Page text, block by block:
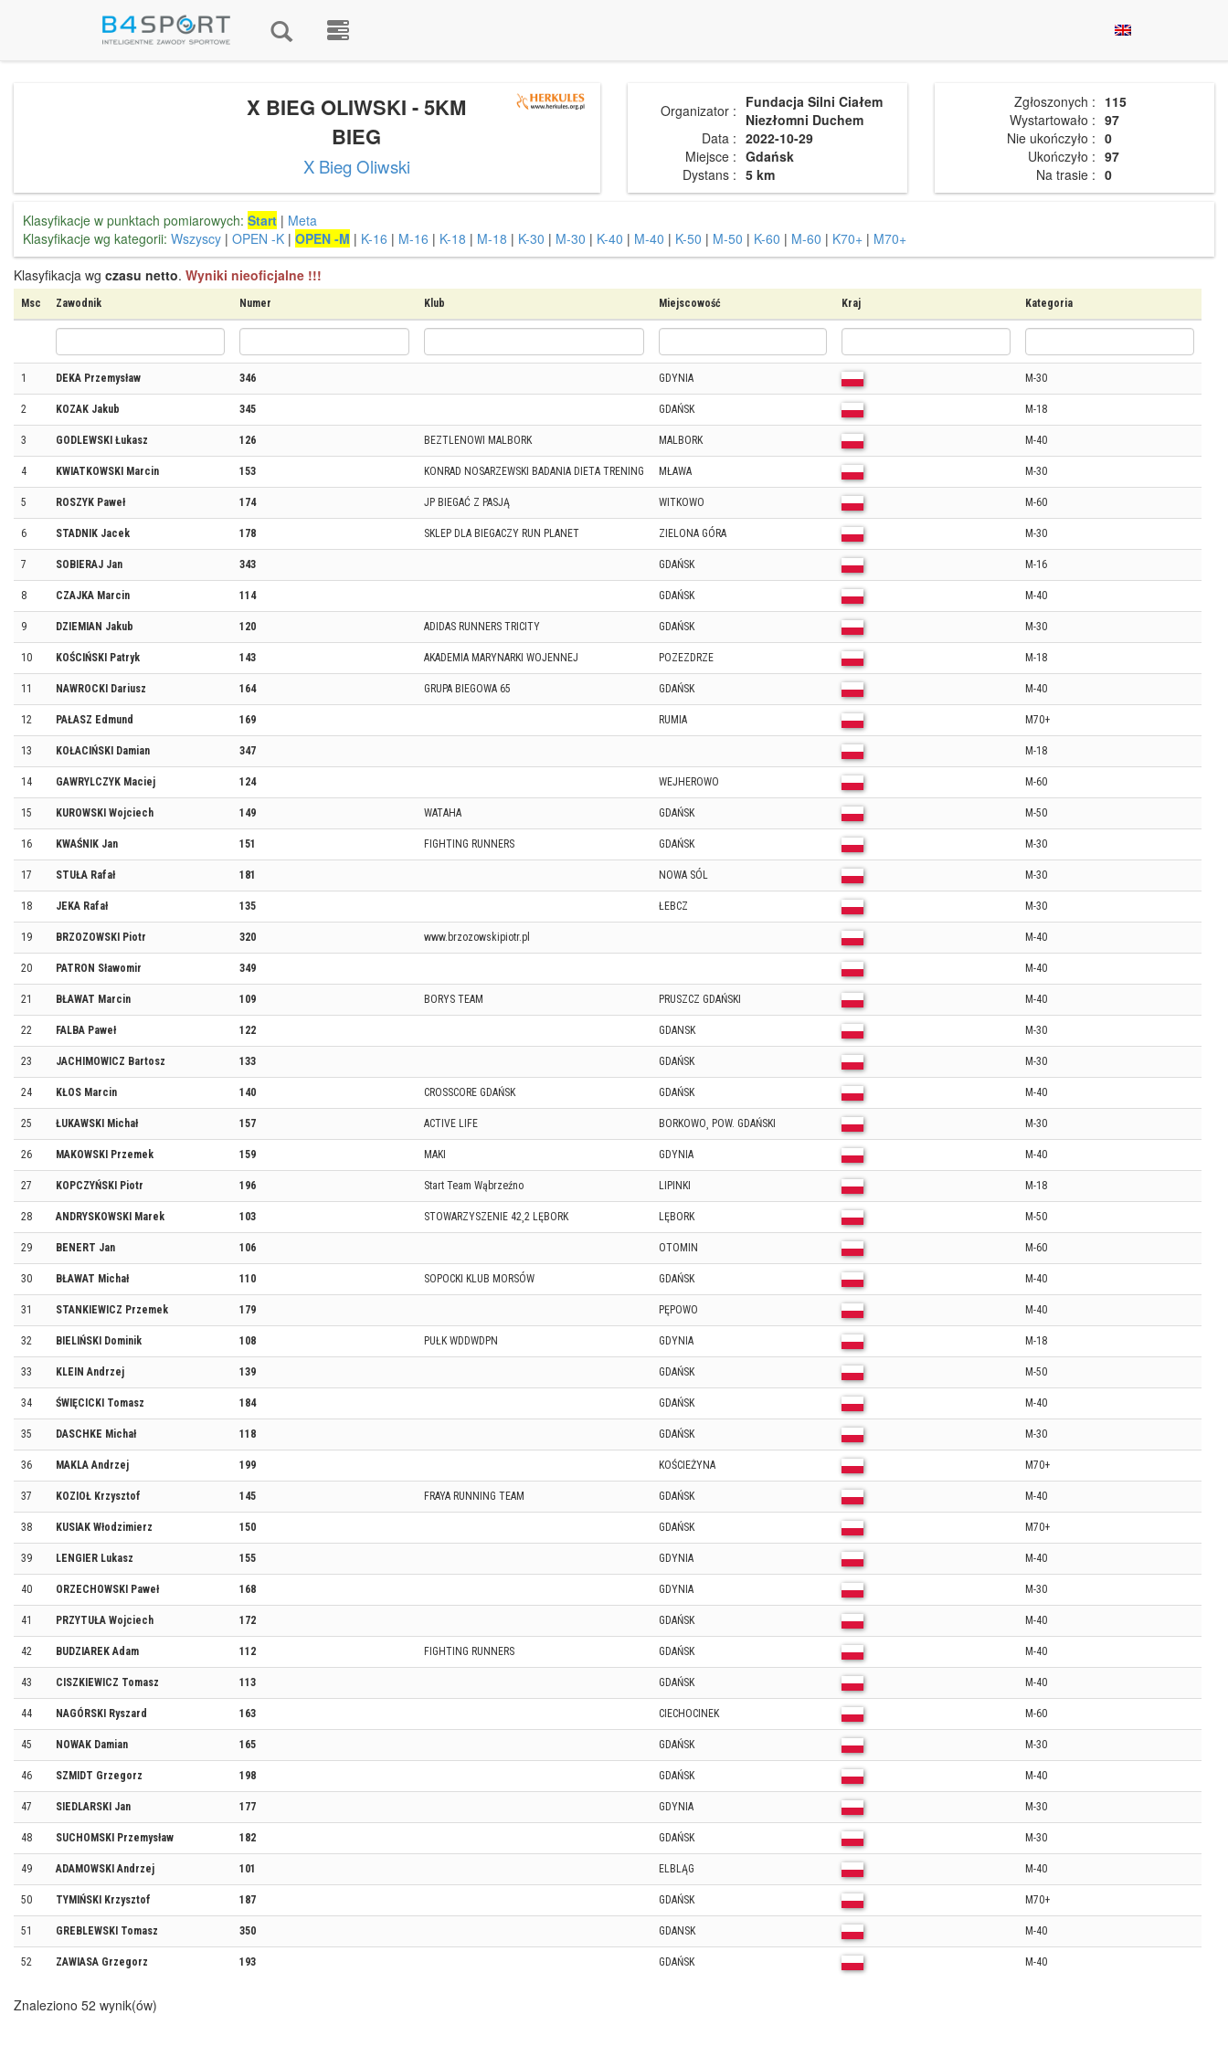
X BIEG OLIWSKI - 5KM
BIEG
X Bieg Oliwski
Organizator : Fundacja Silni Ciałem
Niezłomni Duchem
Data : 2022-10-29
Miejsce : Gdańsk
Dystans : 5 km
Zgłoszonych : 115
Wystartowało : 97
Nie ukończyło : 0
Ukończyło : 97
Na trasie : 0
Klasyfikacje w punktach pomiarowych: Start | Meta
Klasyfikacje wg kategorii: Wszyscy | OPEN -K | OPEN -M | K-16 | M-16 | K-18 | M-18 | K-30 | M-30 | K-40 | M-40 | K-50 | M-50 | K-60 | M-60 | K70+ | M70+
Klasyfikacja wg czasu netto. Wyniki nieoficjalne !!!
Msc Zawodnik Numer Klub Miejscowość Kraj Kategoria
1 DEKA Przemysław 346 GDYNIA M-30
2 KOZAK Jakub 345 GDAŃSK M-18
3 GODLEWSKI Łukasz 126 BEZTLENOWI MALBORK MALBORK M-40
4 KWIATKOWSKI Marcin 153 KONRAD NOSARZEWSKI BADANIA DIETA TRENING MŁAWA M-30
5 ROSZYK Paweł 174 JP BIEGAĆ Z PASJĄ WITKOWO M-60
6 STADNIK Jacek 178 SKLEP DLA BIEGACZY RUN PLANET ZIELONA GÓRA M-30
7 SOBIERAJ Jan 343 GDAŃSK M-16
8 CZAJKA Marcin 114 GDAŃSK M-40
9 DZIEMIAN Jakub 120 ADIDAS RUNNERS TRICITY GDAŃSK M-30
10 KOŚCIŃSKI Patryk 143 AKADEMIA MARYNARKI WOJENNEJ POZEZDRZE M-18
11 NAWROCKI Dariusz 164 GRUPA BIEGOWA 65 GDAŃSK M-40
12 PAŁASZ Edmund 169 RUMIA M70+
13 KOŁACIŃSKI Damian 347 M-18
14 GAWRYLCZYK Maciej 124 WEJHEROWO M-60
15 KUROWSKI Wojciech 149 WATAHA GDAŃSK M-50
16 KWAŚNIK Jan 151 FIGHTING RUNNERS GDAŃSK M-30
17 STUŁA Rafał 181 NOWA SÓL M-30
18 JEKA Rafał 135 ŁEBCZ M-30
19 BRZOZOWSKI Piotr 320 www.brzozowskipiotr.pl M-40
20 PATRON Sławomir 349 M-40
21 BŁAWAT Marcin 109 BORYS TEAM PRUSZCZ GDAŃSKI M-40
22 FALBA Paweł 122 GDANSK M-30
23 JACHIMOWICZ Bartosz 133 GDAŃSK M-30
24 KŁOS Marcin 140 CROSSCORE GDAŃSK GDAŃSK M-40
25 ŁUKAWSKI Michał 157 ACTIVE LIFE BORKOWO¸ POW. GDAŃSKI M-30
26 MAKOWSKI Przemek 159 MAKI GDYNIA M-40
27 KOPCZYŃSKI Piotr 196 Start Team Wąbrzeźno LIPINKI M-18
28 ANDRYSKOWSKI Marek 103 STOWARZYSZENIE 42¸2 LĘBORK LĘBORK M-50
29 BENERT Jan 106 OTOMIN M-60
30 BŁAWAT Michał 110 SOPOCKI KLUB MORSÓW GDAŃSK M-40
31 STANKIEWICZ Przemek 179 PĘPOWO M-40
32 BIELIŃSKI Dominik 108 PUŁK WDDWDPN GDYNIA M-18
33 KLEIN Andrzej 139 GDAŃSK M-50
34 ŚWIĘCICKI Tomasz 184 GDAŃSK M-40
35 DASCHKE Michał 118 GDAŃSK M-30
36 MAKLA Andrzej 199 KOŚCIEŻYNA M70+
37 KOZIOŁ Krzysztof 145 FRAYA RUNNING TEAM GDAŃSK M-40
38 KUSIAK Włodzimierz 150 GDAŃSK M70+
39 LENGIER Lukasz 155 GDYNIA M-40
40 ORZECHOWSKI Paweł 168 GDYNIA M-30
41 PRZYTUŁA Wojciech 172 GDAŃSK M-40
42 BUDZIAREK Adam 112 FIGHTING RUNNERS GDAŃSK M-40
43 CISZKIEWICZ Tomasz 113 GDAŃSK M-40
44 NAGÓRSKI Ryszard 163 CIECHOCINEK M-60
45 NOWAK Damian 165 GDAŃSK M-30
46 SZMIDT Grzegorz 198 GDAŃSK M-40
47 SIEDLARSKI Jan 177 GDYNIA M-30
48 SUCHOMSKI Przemysław 182 GDAŃSK M-30
49 ADAMOWSKI Andrzej 101 ELBLĄG M-40
50 TYMIŃSKI Krzysztof 187 GDAŃSK M70+
51 GREBLEWSKI Tomasz 350 GDANSK M-40
52 ZAWIASA Grzegorz 193 GDAŃSK M-40
Znaleziono 52 wynik(ów)